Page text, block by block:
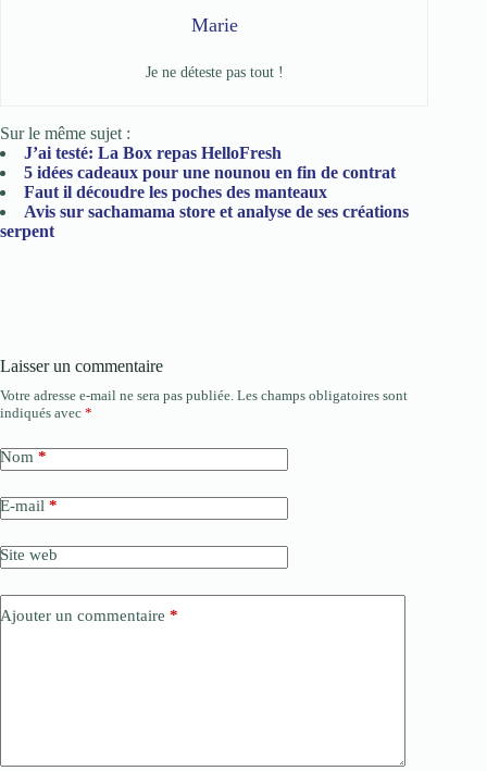
Marie
Je ne déteste pas tout !
Sur le même sujet :
J’ai testé: La Box repas HelloFresh
5 idées cadeaux pour une nounou en fin de contrat
Faut il découdre les poches des manteaux
Avis sur sachamama store et analyse de ses créations
serpent
Laisser un commentaire
Votre adresse e-mail ne sera pas publiée. Les champs obligatoires sont
indiqués avec *
Nom *
E-mail *
Site web
Ajouter un commentaire *